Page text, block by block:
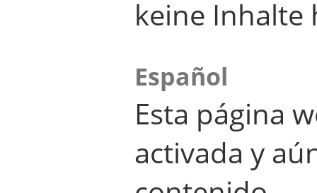
keine Inhalte
Español
Esta página
activada y